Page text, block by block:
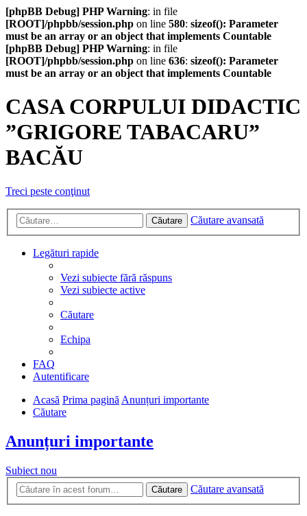
[phpBB Debug] PHP Warning: in file
[ROOT]/phpbb/session.php on line 580: sizeof(): Parameter
must be an array or an object that implements Countable
[phpBB Debug] PHP Warning: in file
[ROOT]/phpbb/session.php on line 636: sizeof(): Parameter
must be an array or an object that implements Countable
CASA CORPULUI DIDACTIC
”GRIGORE TABACARU”
BACĂU
Treci peste conţinut
Căutare Căutare avansată
Legături rapide
Vezi subiecte fără răspuns
Vezi subiecte active
Căutare
Echipa
FAQ
Autentificare
Acasă Prima paginăAnunțuri importante
Căutare
Anunțuri importante
Subiect nou
Căutare Căutare avansată